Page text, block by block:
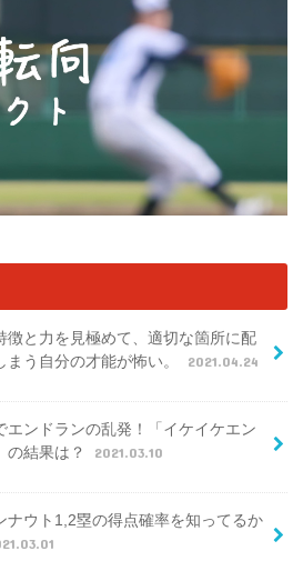
徴と力を見極めて、適切な箇所に配
まう自分の才能が怖い。
2021.04.24
エンドランの乱発！「イケイケエン
の結果は？
2021.03.10
ナウト1,2塁の得点確率を知ってるか